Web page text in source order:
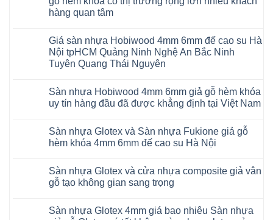
35
AI
AI
37
AI
dày
12mm
to
tại
Hà
Nội
Xuân
Thanh
Trì
Cầu
Giấy
Tây
Hồ
Yên
TpHCM
6mm
đế
cao
charm
wood
hobiwood
kosmos
mikado
4mm
6mm
thợ
Sửa
sàn
nhiêu
1m2
tại
Dương
Đà
ở
Sàn
và
Sàn
nhựa
Hobiwood
giả
khóa
4mm
6mm
su
có
hèm
minh
chống
cong
ngót
hàng quan tâm
bình
luận
ở
Sàn
và
Sàn
nhựa
giả
gỗ
hèm
thị
trường
rộng
khách
hàng
Giá sàn nhựa Hobiwood 4mm 6mm đế cao su Hà
Nội tpHCM Quảng Ninh Nghệ An Bắc Ninh
Tuyên Quang Thái Nguyên
bình
luận
ở
nhựa
Hobiwood
4mm
cao
Hà
Quảng
Ninh
Sàn nhựa Hobiwood 4mm 6mm giả gỗ hèm khóa
uy tín hàng đầu đã được khẳng định tại Việt Nam
bình
luận
ở
Hobiwood
4mm
6mm
hèm
khóa
Sàn nhựa Glotex và Sàn nhựa Fukione giả gỗ
hèm khóa 4mm 6mm đế cao su Hà Nội
bình
luận
ở
Glotex
Sàn nhựa Glotex và cửa nhựa composite giả vân
gỗ tạo không gian sang trọng
bình
Sàn nhựa Glotex 4mm giá bao nhiêu Sàn nhựa